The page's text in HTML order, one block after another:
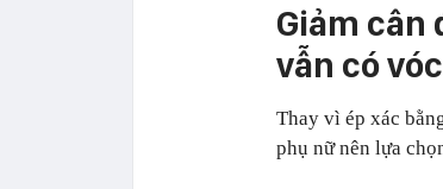
Giảm cân
vẫn có
Thay vì ép xác
phụ nữ nên lựa